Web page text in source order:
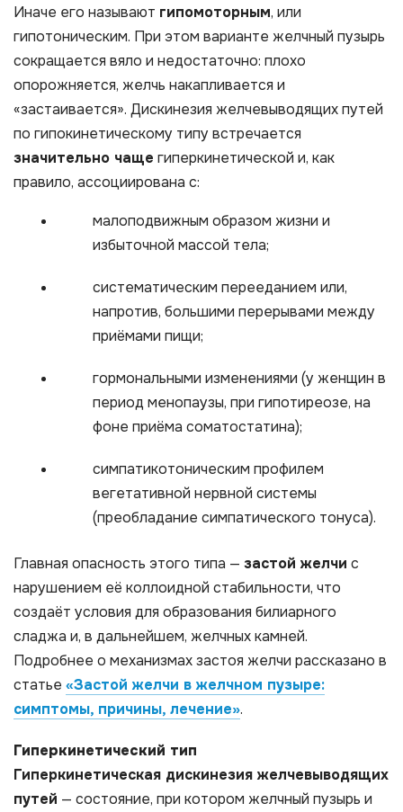
Иначе его называют гипомоторным, или
гипотоническим. При этом варианте желчный пузырь
сокращается вяло и недостаточно: плохо
опорожняется, желчь накапливается и
«застаивается». Дискинезия желчевыводящих путей
по гипокинетическому типу встречается
значительно чаще гиперкинетической и, как
правило, ассоциирована с:
малоподвижным образом жизни и
избыточной массой тела;
систематическим перееданием или,
напротив, большими перерывами между
приёмами пищи;
гормональными изменениями (у женщин в
период менопаузы, при гипотиреозе, на
фоне приёма соматостатина);
симпатикотоническим профилем
вегетативной нервной системы
(преобладание симпатического тонуса).
Главная опасность этого типа — застой желчи с
нарушением её коллоидной стабильности, что
создаёт условия для образования билиарного
сладжа и, в дальнейшем, желчных камней.
Подробнее о механизмах застоя желчи рассказано в
статье «Застой желчи в желчном пузыре:
симптомы, причины, лечение».
Гиперкинетический тип
Гиперкинетическая дискинезия желчевыводящих
путей — состояние, при котором желчный пузырь и